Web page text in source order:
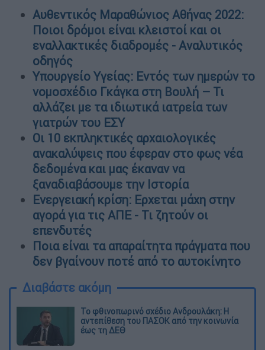
Αυθεντικός Μαραθώνιος Αθήνας 2022:
Ποιοι δρόμοι είναι κλειστοί και οι
εναλλακτικές διαδρομές - Αναλυτικός
οδηγός
Υπουργείο Υγείας: Εντός των ημερών το
νομοσχέδιο Γκάγκα στη Βουλή – Τι
αλλάζει με τα ιδιωτικά ιατρεία των
γιατρών του ΕΣΥ
Οι 10 εκπληκτικές αρχαιολογικές
ανακαλύψεις που έφεραν στο φως νέα
δεδομένα και μας έκαναν να
ξαναδιαβάσουμε την Ιστορία
Ενεργειακή κρίση: Ερχεται μάχη στην
αγορά για τις ΑΠΕ - Τι ζητούν οι
επενδυτές
Ποια είναι τα απαραίτητα πράγματα που
δεν βγαίνουν ποτέ από το αυτοκίνητο
Διαβάστε ακόμη
Το φθινοπωρινό σχέδιο Ανδρουλάκη: Η
αντεπίθεση του ΠΑΣΟΚ από την κοινωνία
έως τη ΔΕΘ